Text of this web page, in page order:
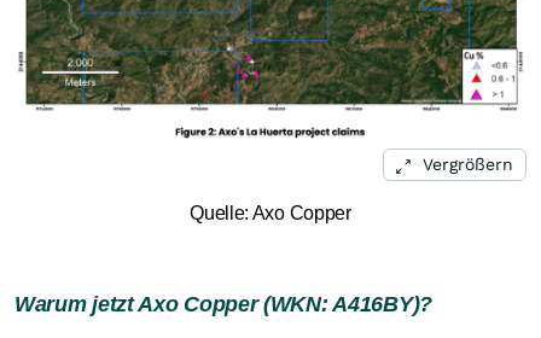
Vergrößern
Quelle: Axo Copper
Warum jetzt Axo Copper (WKN: A416BY)?